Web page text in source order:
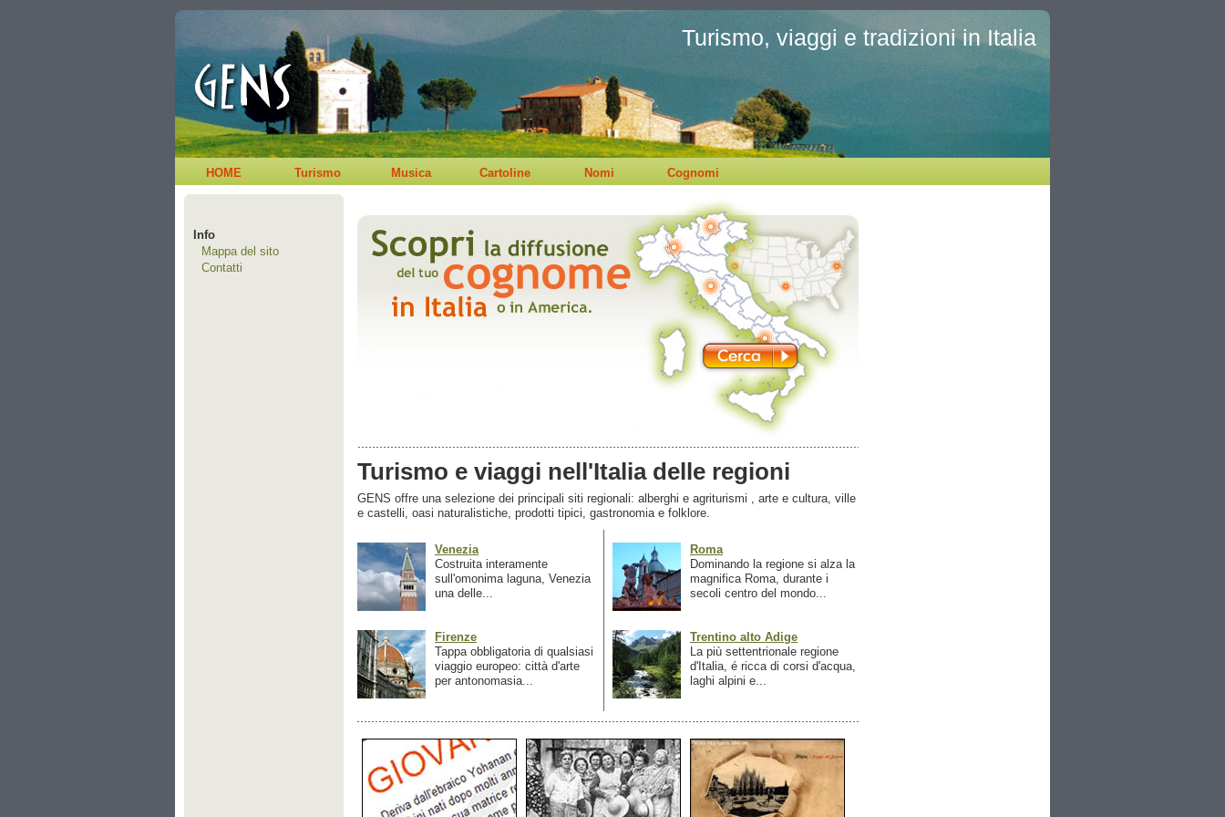
Turismo, viaggi e tradizioni in Italia
HOME Turismo Musica Cartoline Nomi Cognomi
Info
Mappa del sito
Contatti
Turismo e viaggi nell'Italia delle regioni
GENS offre una selezione dei principali siti regionali: alberghi e agriturismi , arte e cultura, ville
e castelli, oasi naturalistiche, prodotti tipici, gastronomia e folklore.
Venezia
Costruita interamente
sull'omonima laguna, Venezia
una delle...
Firenze
Tappa obbligatoria di qualsiasi
viaggio europeo: città d'arte
per antonomasia...
Roma
Dominando la regione si alza la
magnifica Roma, durante i
secoli centro del mondo...
Trentino alto Adige
La più settentrionale regione
d'Italia, é ricca di corsi d'acqua,
laghi alpini e...